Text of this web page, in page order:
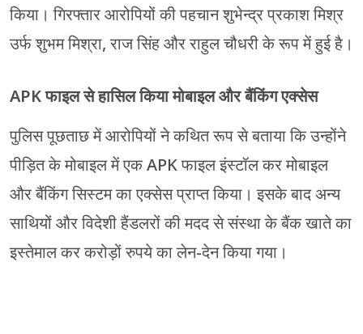
किया। गिरफ्तार आरोपियों की पहचान शुभेन्द्र प्रकाश मिश्र
उर्फ शुभम मिश्रा, राज सिंह और राहुल चौधरी के रूप में हुई है।
APK फाइल से हासिल किया मोबाइल और बैंकिंग एक्सेस
पुलिस पूछताछ में आरोपियों ने कथित रूप से बताया कि उन्होंने
पीड़ित के मोबाइल में एक APK फाइल इंस्टॉल कर मोबाइल
और बैंकिंग सिस्टम का एक्सेस प्राप्त किया। इसके बाद अन्य
साथियों और विदेशी हैंडलरों की मदद से संस्था के बैंक खाते का
इस्तेमाल कर करोड़ों रुपये का लेन-देन किया गया।